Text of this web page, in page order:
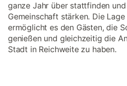
ganze Jahr über stattfinden
Gemeinschaft stärken. Die
ermöglicht es den Gästen, die
genießen und gleichzeitig die
Stadt in Reichweite zu haben.